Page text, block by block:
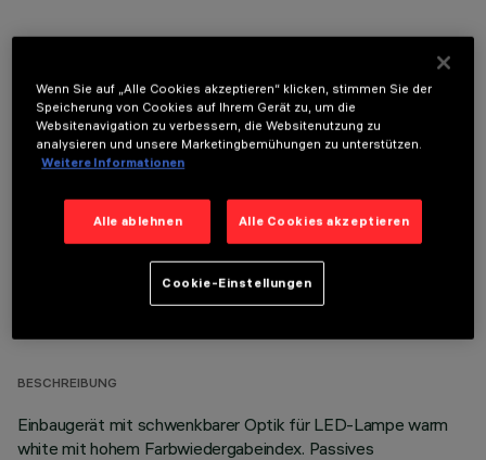
OPTIONALE KOMPONENTEN
TECHNISCHE DATEN
BESCHREIBUNG
Einbaugerät mit schwenkbarer Optik für LED-Lampe warm
white mit hohem Farbwiedergabeindex. Passives
Wenn Sie auf „Alle Cookies akzeptieren“ klicken, stimmen Sie der
Speicherung von Cookies auf Ihrem Gerät zu, um die
Websitenavigation zu verbessern, die Websitenutzung zu
analysieren und unsere Marketingbemühungen zu unterstützen.
Weitere Informationen
Alle ablehnen Alle Cookies akzeptieren
Cookie-Einstellungen